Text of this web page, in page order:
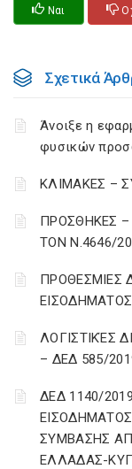
Ναι
Σχετικά
Άνοιξε η
φυσικών
ΚΛΙΜΑΚΕΣ –
ΠΡΟΣΘΗΚΕΣ –
ΤΟΝ Ν.4646/
ΠΡΟΘΕΣΜΙΕΣ
ΛΟΓΙΣΤΙΚΈΣ
– ΔΕΔ 585/
ΔΕΔ 1140/
ΣΥΜΒΑΣΗΣ
ΕΛΛΑΔΑΣ-